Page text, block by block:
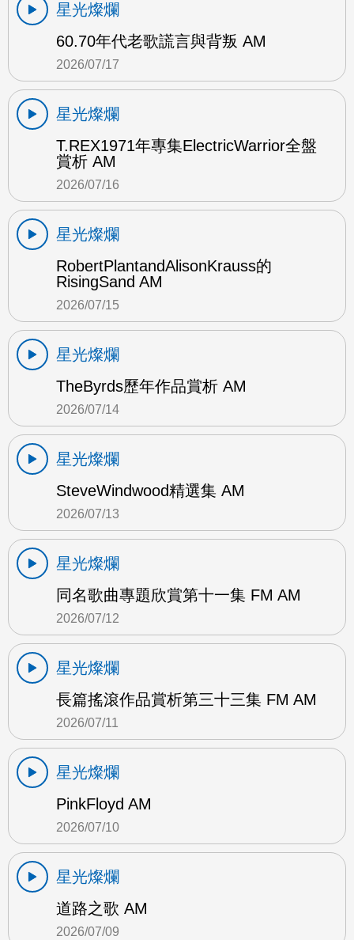
星光燦爛
60.70年代老歌謊言與背叛 AM
2026/07/17
星光燦爛
T.REX1971年專集ElectricWarrior全盤
賞析 AM
2026/07/16
星光燦爛
RobertPlantandAlisonKrauss的
RisingSand AM
2026/07/15
星光燦爛
TheByrds歷年作品賞析 AM
2026/07/14
星光燦爛
SteveWindwood精選集 AM
2026/07/13
星光燦爛
同名歌曲專題欣賞第十一集 FM AM
2026/07/12
星光燦爛
長篇搖滾作品賞析第三十三集 FM AM
2026/07/11
星光燦爛
PinkFloyd AM
2026/07/10
星光燦爛
道路之歌 AM
2026/07/09